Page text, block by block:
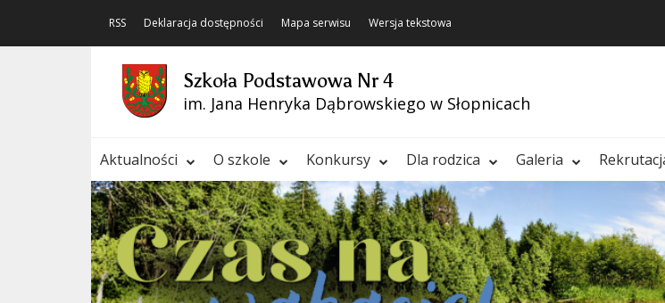
RSS Deklaracja dostępności Mapa serwisu Wersja tekstowa
Szkoła Podstawowa Nr 4
im. Jana Henryka Dąbrowskiego w Słopnicach
Aktualności O szkole Konkursy Dla rodzica Galeria